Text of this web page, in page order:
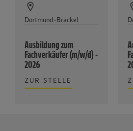
Dortmund-Brackel
Ausbildung zum
Fachverkäufer (m/w/d) -
2026
ZUR STELLE